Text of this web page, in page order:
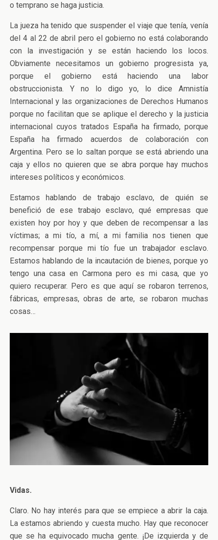
o temprano se haga justicia.
La jueza ha tenido que suspender el viaje que tenía, venía
del 4 al 22 de abril pero el gobierno no está colaborando
con la investigación y se están haciendo los locos.
Obviamente necesitamos un gobierno progresista ya,
porque el gobierno está haciendo una labor
obstruccionista. Y no lo digo yo, lo dice Amnistía
Internacional y las organizaciones de Derechos Humanos
porque no facilitan que se aplique el derecho y la justicia
internacional cuyos tratados España ha firmado, porque
España ha firmado acuerdos de colaboración con
Argentina. Pero se lo saltan porque se está abriendo una
caja y ellos no quieren que se abra porque hay muchos
intereses políticos y económicos.
Estamos hablando de trabajo esclavo, de quién se
benefició de ese trabajo esclavo, qué empresas que
existen hoy por hoy y que deben de recompensar a las
víctimas; a mi tío, a mí, a mi familia nos tienen que
recompensar porque mi tío fue un trabajador esclavo.
Estamos hablando de la incautación de bienes, porque yo
tengo una casa en Carmona pero es mi casa, que yo
quiero recuperar. Pero es que aquí se robaron terrenos,
fábricas, empresas, obras de arte, se robaron muchas
cosas…
Vidas.
Claro. No hay interés para que se empiece a abrir la caja.
La estamos abriendo y cuesta mucho. Hay que reconocer
que se ha equivocado mucha gente. ¡De izquierda y de